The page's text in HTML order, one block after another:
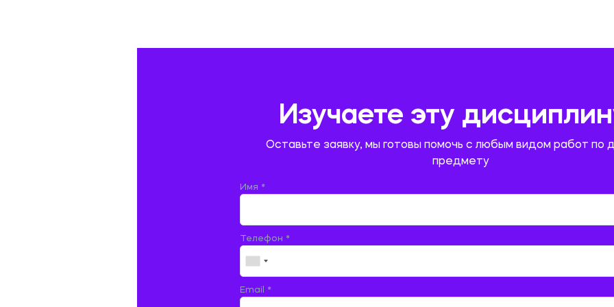
Изучаете эту
Оставьте заявку, мы готовы помочь с любым видом работ по
предмету
Имя *
Телефон *
Email *